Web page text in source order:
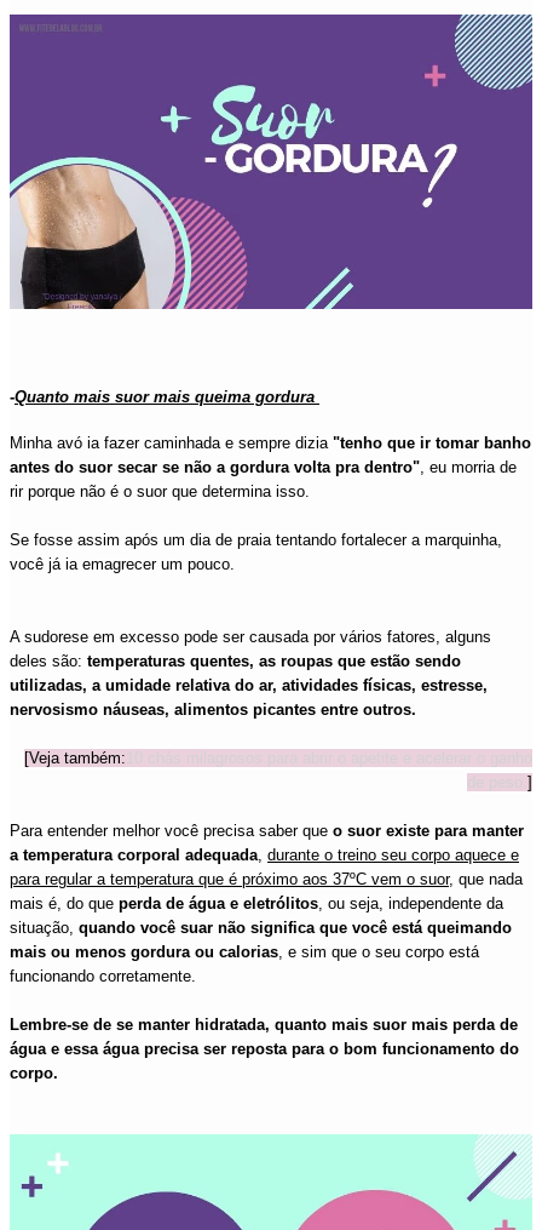
-Quanto mais suor mais queima gordura
Minha avó ia fazer caminhada e sempre dizia "tenho que ir tomar banho
antes do suor secar se não a gordura volta pra dentro" , eu morria de
rir porque não é o suor que determina isso.
Se fosse assim após um dia de praia tentando fortalecer a marquinha,
você já ia emagrecer um pouco.
A sudorese em excesso pode ser causada por vários fatores, alguns
deles são: temperaturas quentes, as roupas que estão sendo
utilizadas, a umidade relativa do ar, atividades físicas, estresse,
nervosismo náuseas, alimentos picantes entre outros.
[Veja também:
]
Para entender melhor você precisa saber que o suor existe para manter
a temperatura corporal adequada durante o treino seu corpo aquece e
para regular a temperatura que é próximo aos 37ºC vem o suor, que nada
mais é, do que perda de água e eletrólitos , ou seja, independente da
situação, quando você suar não significa que você está queimando
mais ou menos gordura ou calorias e sim que o seu corpo está
funcionando corretamente.
Lembre-se de se manter hidratada, quanto mais suor mais perda de
água e essa água precisa ser reposta para o bom funcionamento do
corpo.